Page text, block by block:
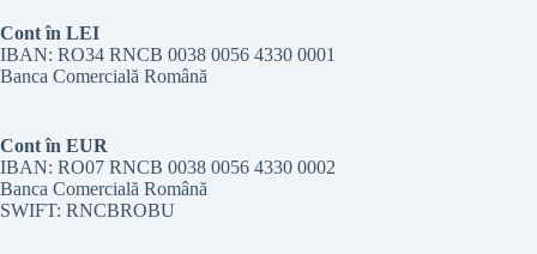
Cont în LEI
IBAN: RO34 RNCB 0038 0056 4330 0001
Banca Comercială Română
Cont în EUR
IBAN: RO07 RNCB 0038 0056 4330 0002
Banca Comercială Română
SWIFT: RNCBROBU